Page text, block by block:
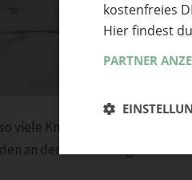
viele Knöpfe wie ihr wollt an
an der Innenseite gut
kostenfreies
Hier findest du
PARTNER